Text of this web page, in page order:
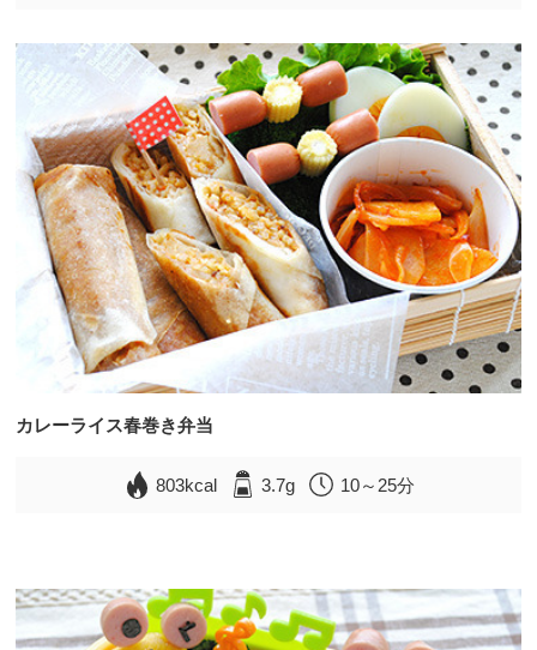
カレーライス春巻き弁当
803kcal 3.7g 10～25分